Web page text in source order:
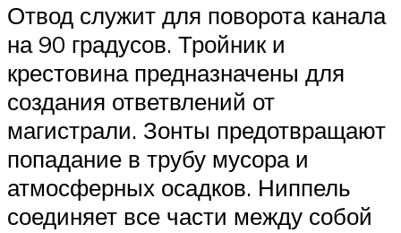
Отвод служит для поворота канала
на 90 градусов. Тройник и
крестовина предназначены для
создания ответвлений от
магистрали. Зонты предотвращают
попадание в трубу мусора и
атмосферных осадков. Ниппель
соединяет все части между собой